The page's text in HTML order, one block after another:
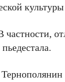
частности,